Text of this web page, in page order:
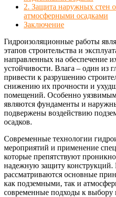
2. Защита наружных стен
атмосферными осадками
Заключение
Гидроизоляционные работы
этапов строительства и
направленных на обеспечение
устойчивости. Влага – один из
привести к разрушению
снижению их прочности и
помещений. Особенно
являются фундаменты и
подвержены воздействию
осадков.
Современные технологии
мероприятий и применение
которые препятствуют
надежную защиту конструкций.
рассматриваются основные
как подземными, так и
современные подходы к выбору